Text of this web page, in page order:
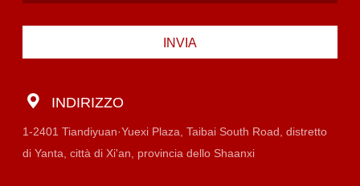
INVIA
INDIRIZZO
1-2401 Tiandiyuan·Yuexi Plaza, Taibai South Road, distretto
di Yanta, città di Xi'an, provincia dello Shaanxi